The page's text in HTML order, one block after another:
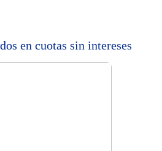
en cuotas sin intereses